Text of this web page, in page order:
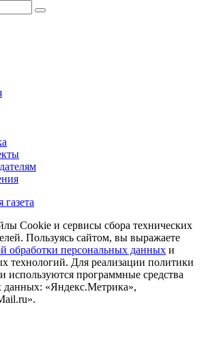
Cookie и сервисы сбора технических
Пользуясь сайтом, вы выражаете
обработки персональных данных и
технологий. Для реализации политики
используются программные средства
данных: «Яндекс.Метрика»,